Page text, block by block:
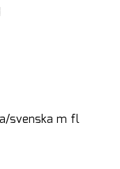
svenska m fl